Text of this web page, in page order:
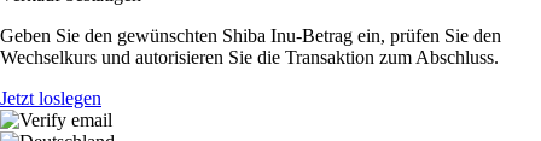
Geben Sie den gewünschten Shiba Inu-Betrag ein, prüfen Sie den
Wechselkurs und autorisieren Sie die Transaktion zum Abschluss.
Jetzt loslegen